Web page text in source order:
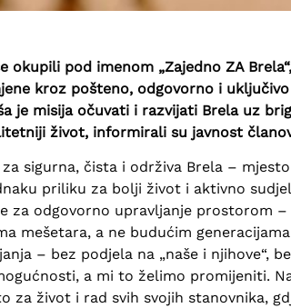
okupili pod imenom „Zajedno ZA
kroz pošteno, odgovorno i
je misija očuvati i razvijati Brela uz
život, informirali su javnost
sigurna, čista i održiva Brela –
priliku za bolji život i aktivno
za odgovorno upravljanje prostorom
mešetara, a ne budućim
– bez podjela na „naše i njihove“,
a mi to želimo promijeniti.
za život i rad svih svojih stanovnika,